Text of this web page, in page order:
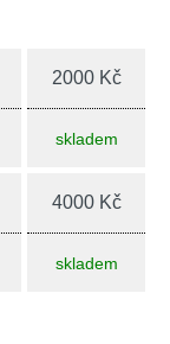
2000 Kč
skladem
4000 Kč
skladem